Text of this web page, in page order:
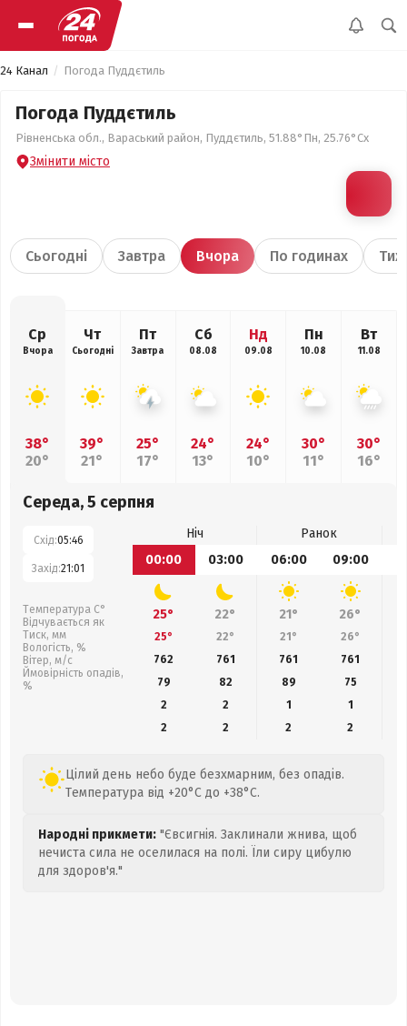
24 Канал Погода Пуддєтиль
Погода Пуддєтиль
Рівненська обл., Вараський район, Пуддєтиль, 51.88°Пн, 25.76°Сх
Змінити місто
Сьогодні Завтра Вчора По годинах
Ср
Вчора
38°
20°
Чт
Сьогодні
39°
21°
Пт
Завтра
25°
17°
Сб
08.08
24°
13°
Нд
09.08
24°
10°
Пн
10.08
30°
11°
Вт
11.08
30°
16°
Середа, 5 серпня
Схід:05:46
Захід:21:01
Температура С°
Відчувається як
Тиск, мм
Вологість, %
Вітер, м/с
Ймовірність опадів,
%
Ніч
Ранок
00:00
03:00 06:00 09:00
25° 22° 21° 26°
25° 22° 21° 26°
762
761 761 761
79
82 89 75
2
2 1
1
2
2 2 2
Цілий день небо буде безхмарним, без опадів.
Температура від +20°C до +38°C.
Народні прикмети: "Євсигнія. Заклинали жнива, щоб
нечиста сила не оселилася на полі. Їли сиру цибулю
для здоров'я."